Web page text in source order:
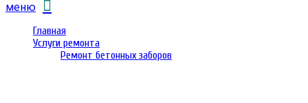
меню
Главная
Услуги ремонта
Ремонт бетонных заборов